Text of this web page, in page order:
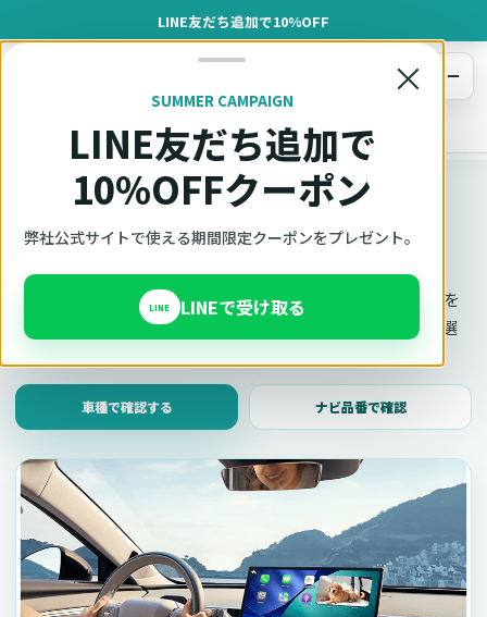
LINE友だち追加で10%OFF
×
SUMMER CAMPAIGN
LINE友だち追加で
10%OFFクーポン
弊社公式サイトで使える期間限定クーポンをプレゼント。
LINE LINEで受け取る
オットキャスト
メニュー
車種適合確認
車種適合確認
車種と年式で適合確認
Ottocast（オットキャスト）の対応製品、条件、注意事項を
このページ内で見られます。 迷った場合は、車種と年式を選
車種で確認する ナビ品番で確認